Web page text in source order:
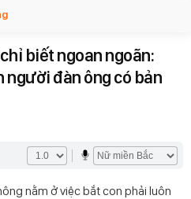
biết ngoan ngoãn:
người đàn ông có bản
nằm ở việc bắt con phải luôn